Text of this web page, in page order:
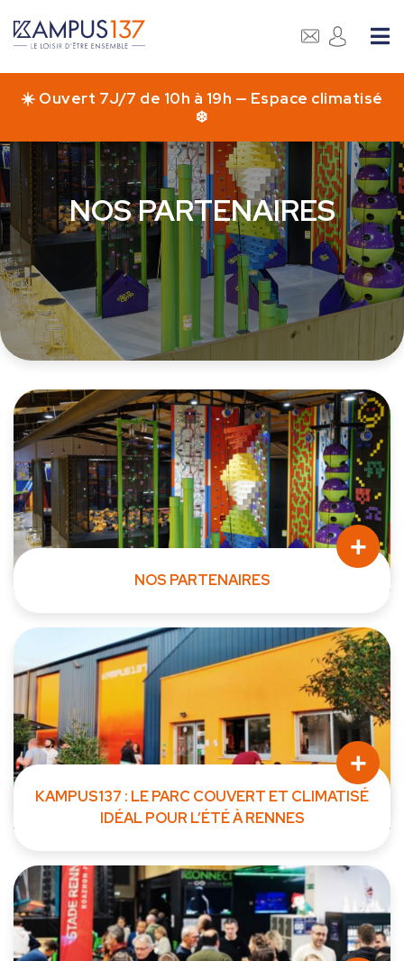
Accueil>Actualité> Page 2
NOS PARTENAIRES
NOS PARTENAIRES
+
KAMPUS137 : LE PARC COUVERT ET CLIMATISÉ
IDÉAL POUR L’ÉTÉ À RENNES
+